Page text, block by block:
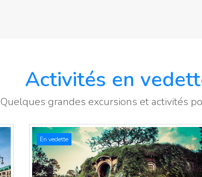
Activités en
Quelques grandes excursions et activités
En vedette